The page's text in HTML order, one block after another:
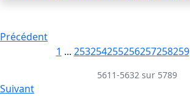
Précédent
1 ... 253254255256257258259
5611-5632 sur 5789
Suivant